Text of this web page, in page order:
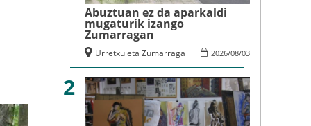
Abuztuan ez da aparkaldi
mugaturik izango
Zumarragan
2026/08/03
Urretxu eta Zumarraga
2